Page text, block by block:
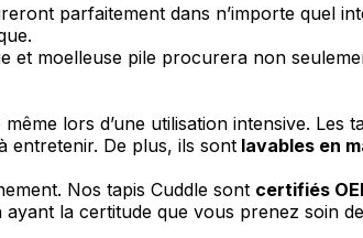
parfaitement dans n’importe quel
et moelleuse pile procurera non
lors d’une utilisation intensive. Les
entretenir. De plus, ils sont lavables en
Nos tapis Cuddle sont certifiés
la certitude que vous prenez soin
base du site et le site ne fonctionnera pas comme
un utilisateur.
des informations qui modifient l'apparence ou le
vous trouvez.